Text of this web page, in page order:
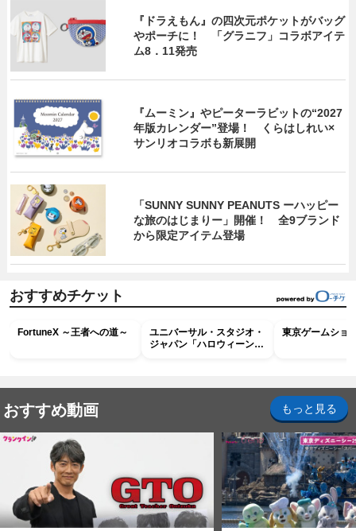
『ドラえもん』の四次元ポケットがバッグ
やポーチに！ 「グラニフ」コラボアイテ
ム8．11発売
『ムーミン』やピーターラビットの“2027
年版カレンダー”登場！ くらはしれい×
サンリオコラボも新展開
「SUNNY SUNNY PEANUTS ーハッピー
な旅のはじまりー」開催！ 全9ブランド
から限定アイテム登場
おすすめチケット
FortuneX ～王者への道～
ユニバーサル・スタジオ・
ジャパン「ハロウィーン・
東京ゲームショ
おすすめ動画 もっと見る